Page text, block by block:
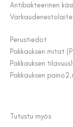
Antibakteerinen
Varkaudenestolaite
Perustiedot
Pakkauksen mitat
Pakkauksen tilavuus
Pakkauksen paino
Tutustu myös